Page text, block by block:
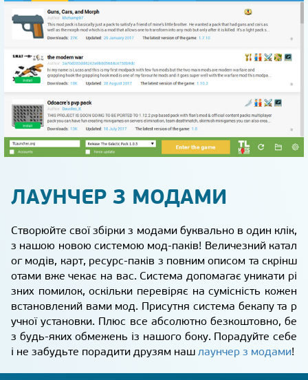
ЛАУНЧЕР З МОДАМИ
Створюйте свої збірки з модами буквально в один клік,
з нашою новою системою мод-паків! Величезний катал
ог модів, карт, ресурс-паків з повним описом та скрінш
отами вже чекає на вас. Система допомагає уникати рі
зних помилок, оскільки перевіряє на сумісність кожен
встановлений вами мод. Присутня система бекапу та р
учної установки. Плюс все абсолютно безкоштовно, бе
з будь-яких обмежень із нашого боку. Порадуйте себе
і не забудьте порадити друзям наш лаунчер з модами!